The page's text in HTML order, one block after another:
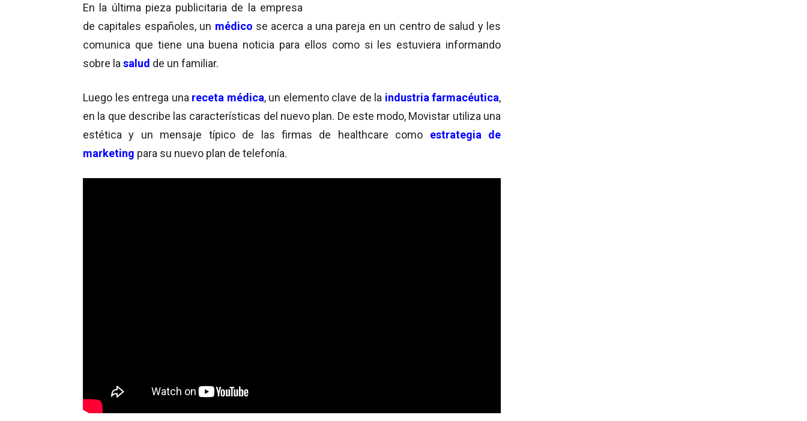
En la última pieza publicitaria de la empresa
de capitales españoles, un médico se acerca a una pareja en un centro de salud y les
comunica que tiene una buena noticia para ellos como si les estuviera informando
sobre la salud de un familiar.
Luego les entrega una receta médica, un elemento clave de la industria farmacéutica,
en la que describe las características del nuevo plan. De este modo, Movistar utiliza una
estética y un mensaje típico de las firmas de healthcare como estrategia de
marketing para su nuevo plan de telefonía.